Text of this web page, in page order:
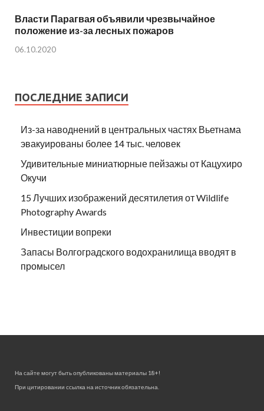
Власти Парагвая объявили чрезвычайное
положение из-за лесных пожаров
06.10.2020
ПОСЛЕДНИЕ ЗАПИСИ
Из-за наводнений в центральных частях Вьетнама
эвакуированы более 14 тыс. человек
Удивительные миниатюрные пейзажы от Кацухиро
Окучи
15 Лучших изображений десятилетия от Wildlife
Photography Awards
Инвестиции вопреки
Запасы Волгоградского водохранилища вводят в
промысел
На сайте могут быть опубликованы материалы 18+!
При цитировании ссылка на источник обязательна.